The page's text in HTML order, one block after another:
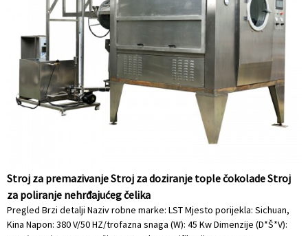
Stroj za premazivanje Stroj za doziranje tople čokolade Stroj
za poliranje nehrđajućeg čelika
Pregled Brzi detalji Naziv robne marke: LST Mjesto porijekla: Sichuan,
Kina Napon: 380 V/50 HZ/trofazna snaga (W): 45 Kw Dimenzije (D*Š*V):